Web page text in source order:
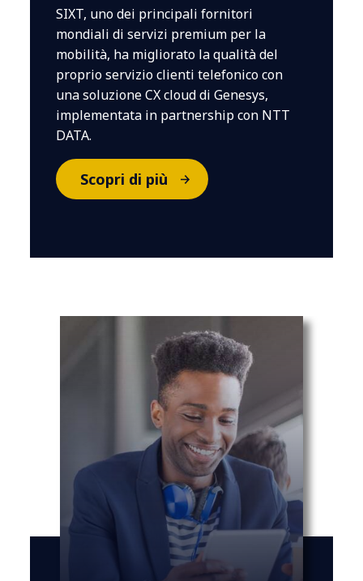
SIXT, uno dei principali fornitori
mondiali di servizi premium per la
mobilità, ha migliorato la qualità del
proprio servizio clienti telefonico con
una soluzione CX cloud di Genesys,
implementata in partnership con NTT
DATA.
Scopri di più